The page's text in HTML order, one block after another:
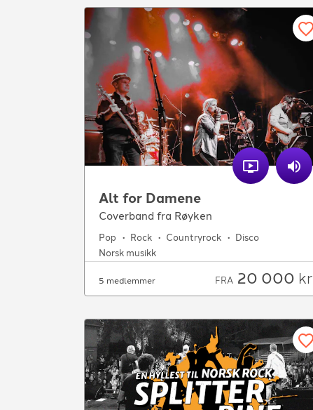
Alt for Damene
Coverband fra Røyken
Pop Rock Countryrock
Disco
Norsk musikk
5 medlemmer FRA 20 000 kr